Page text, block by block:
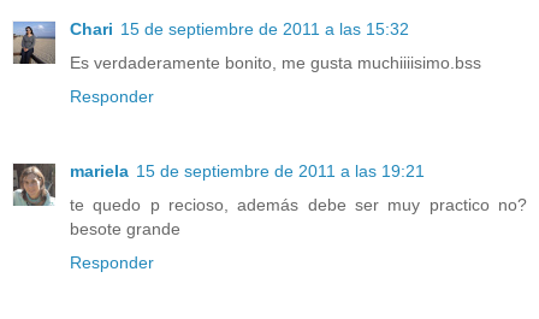
Chari 15 de septiembre de 2011 a las 15:32
Es verdaderamente bonito, me gusta muchiiiisimo.bss
Responder
mariela 15 de septiembre de 2011 a las 19:21
te quedo p recioso, además debe ser muy practico no?
besote grande
Responder